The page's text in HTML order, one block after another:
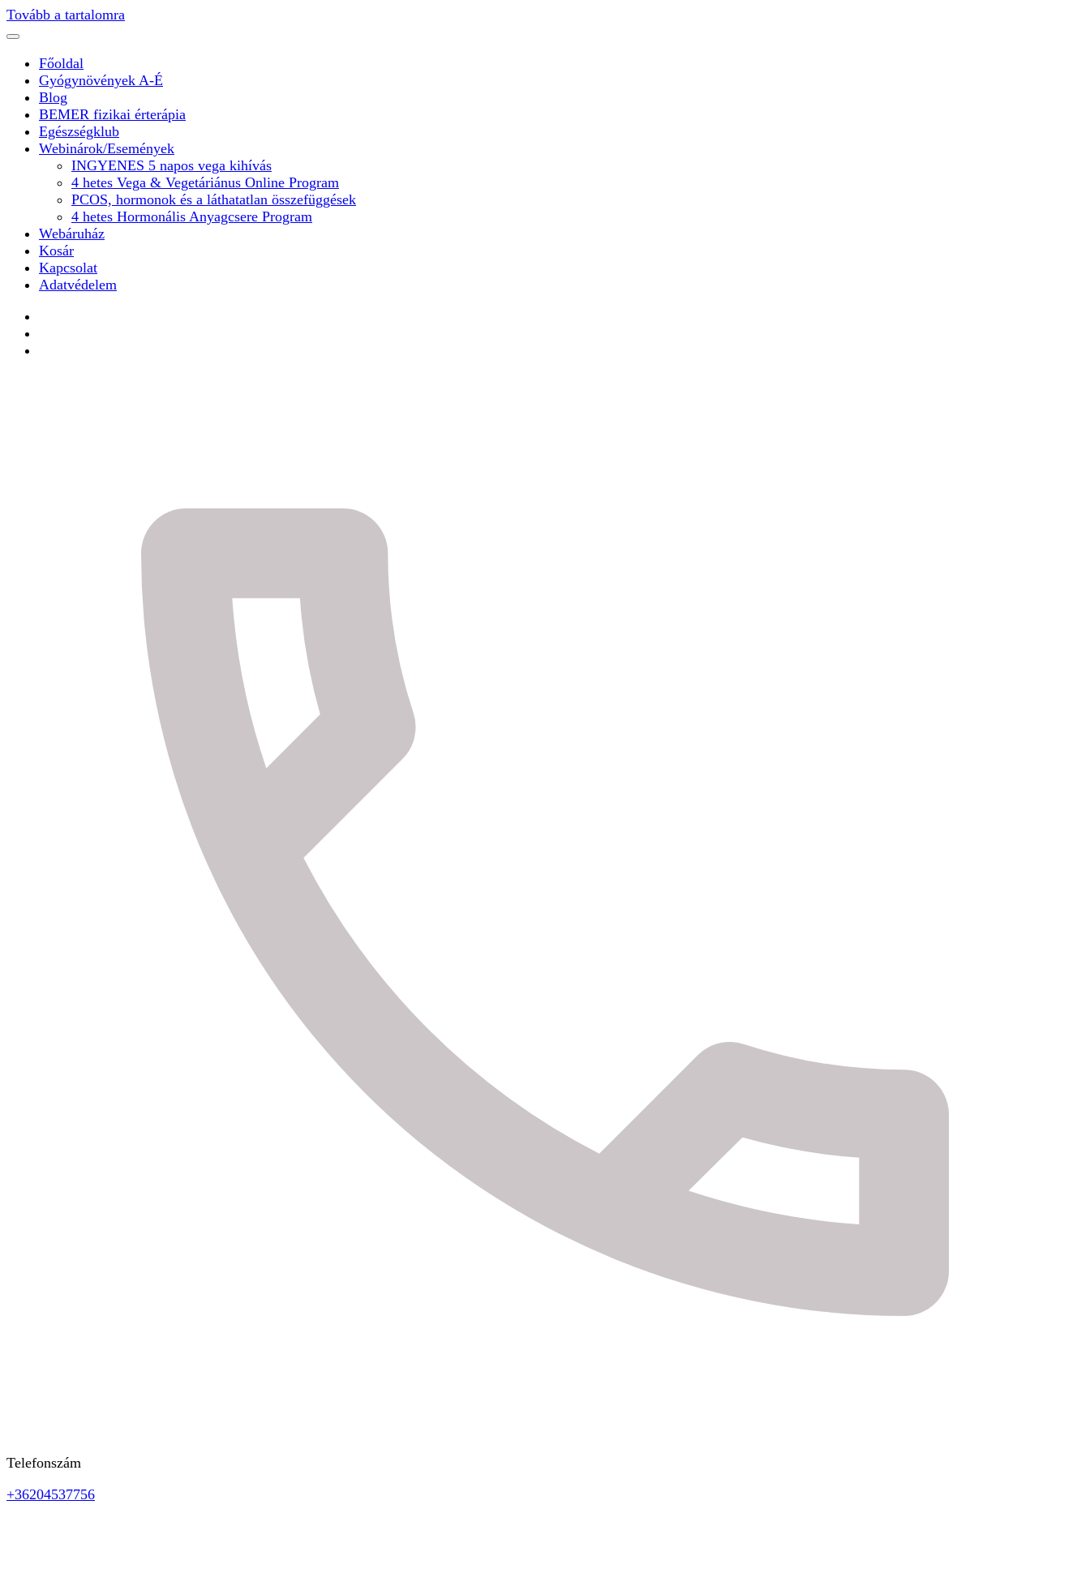
Tovább a tartalomra
Főoldal
Gyógynövények A-É
Blog
BEMER fizikai érterápia
Egészségklub
Webinárok/Események
INGYENES 5 napos vega kihívás
4 hetes Vega & Vegetáriánus Online Program
PCOS, hormonok és a láthatatlan összefüggések
4 hetes Hormonális Anyagcsere Program
Webáruház
Kosár
Kapcsolat
Adatvédelem
Telefonszám
+36204537756